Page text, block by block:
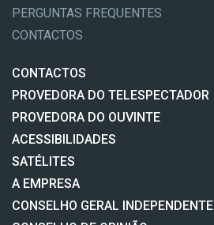
PERGUNTAS FREQUENTES
CONTACTOS
CONTACTOS
PROVEDORA DO TELESPECTADOR
PROVEDORA DO OUVINTE
ACESSIBILIDADES
SATÉLITES
A EMPRESA
CONSELHO GERAL INDEPENDENTE